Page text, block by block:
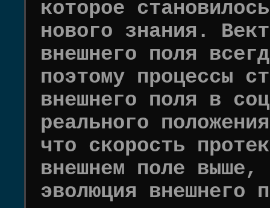
которое
нового знания.
внешнего поля
поэтому процессы
внешнего поля в
реального
что скорость
внешнем поле
эволюция внешнего